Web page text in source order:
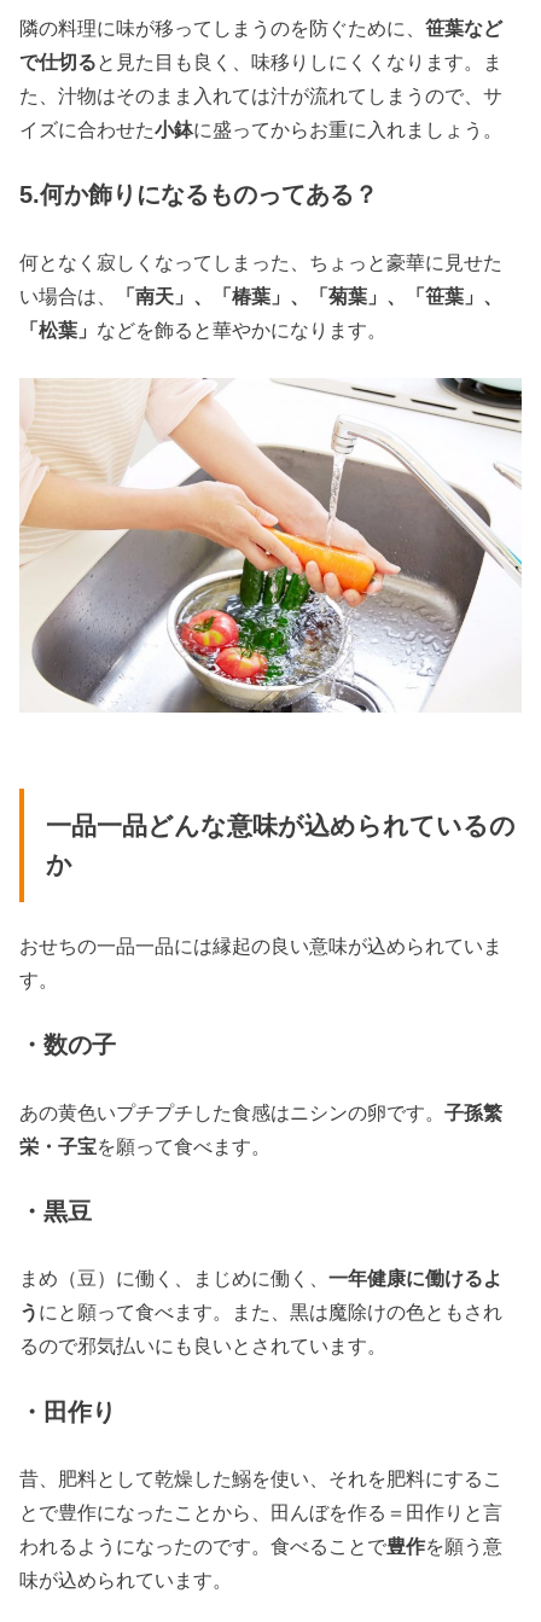
隣の料理に味が移ってしまうのを防ぐために、笹葉など
で仕切ると見た目も良く、味移りしにくくなります。ま
た、汁物はそのまま入れては汁が流れてしまうので、サ
イズに合わせた小鉢に盛ってからお重に入れましょう。
5.何か飾りになるものってある？
何となく寂しくなってしまった、ちょっと豪華に見せた
い場合は、
「南天」、「椿葉」、「菊葉」、「笹葉」、
「松葉」 などを飾ると華やかになります。
一品一品どんな意味が込められているの
か
おせちの一品一品には縁起の良い意味が込められていま
す。
・数の子
あの黄色いプチプチした食感はニシンの卵です。子孫繁
栄・子宝を願って食べます。
・黒豆
まめ（豆）に働く、まじめに働く、一年健康に働けるよ
う にと願って食べます。また、黒は魔除けの色ともされ
るので邪気払いにも良いとされています。
・田作り
昔、肥料として乾燥した鰯を使い、それを肥料にするこ
とで豊作になったことから、田んぼを作る＝田作りと言
われるようになったのです。食べることで豊作を願う意
味が込められています。